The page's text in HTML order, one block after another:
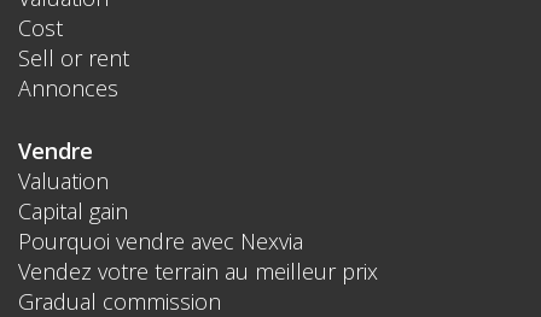
Cost
Sell or rent
Annonces
Vendre
Valuation
Capital gain
Pourquoi vendre avec Nexvia
Vendez votre terrain au meilleur prix
Gradual commission